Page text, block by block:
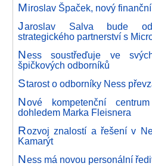
Miroslav Špaček, nový
Jaroslav Salva bude
strategického partnerství s
Ness soustřeďuje ve
špičkových odborníků
Starost o odborníky Ness
Nové kompetenční
dohledem Marka Fleisnera
Rozvoj znalostí a řešení v
Kamarýt
Ness má novou personální